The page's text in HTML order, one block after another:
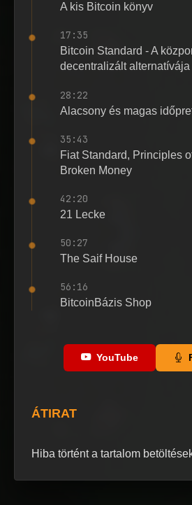
A kis Bitcoin könyv
17:35
Bitcoin Standard - A
decentralizált alternatívája
28:22
Alacsony és magas
35:43
Fiat Standard, Principles
Broken Money
42:20
21 Lecke
50:27
The Saif House
56:16
BitcoinBázis Shop
YouTube
ÁTIRAT
Hiba történt a tartalom